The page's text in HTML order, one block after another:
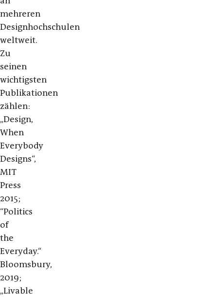
mehreren
Designhochschulen
weltweit.
Zu
seinen
wichtigsten
Publikationen
zählen:
„Design,
When
Everybody
Designs“,
MIT
Press
2015;
“Politics
of
the
Everyday.“
Bloomsbury,
2019;
„Livable